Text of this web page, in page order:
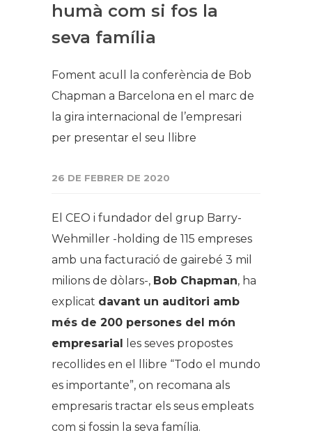
humà com si fos la
seva família
Foment acull la conferència de Bob
Chapman a Barcelona en el marc de
la gira internacional de l’empresari
per presentar el seu llibre
26 DE FEBRER DE 2020
El CEO i fundador del grup Barry-
Wehmiller -holding de 115 empreses
amb una facturació de gairebé 3 mil
milions de dòlars-, Bob Chapman, ha
explicat davant un auditori amb
més de 200 persones del món
empresarial
les seves propostes
recollides en el llibre “Todo el mundo
es importante”, on recomana als
empresaris tractar els seus empleats
com si fossin la seva família.